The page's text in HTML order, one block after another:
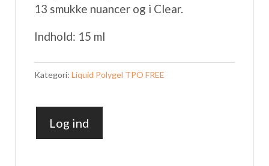
13 smukke nuancer og i Clear.
Indhold: 15 ml
Kategori: Liquid Polygel TPO FREE
LiquidLog ind